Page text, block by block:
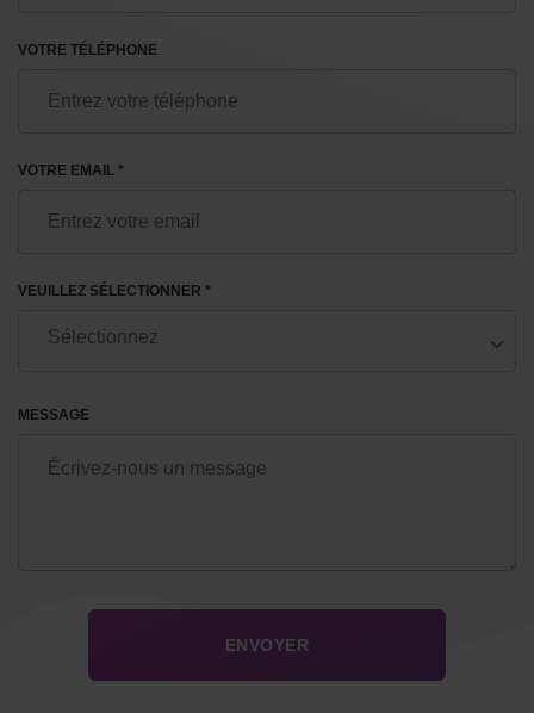
VOTRE TÉLÉPHONE
VOTRE EMAIL *
VEUILLEZ SÉLECTIONNER *
MESSAGE